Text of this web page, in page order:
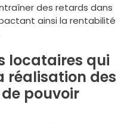
des retards dans
ainsi la rentabilité
locataires qui
réalisation des
pouvoir